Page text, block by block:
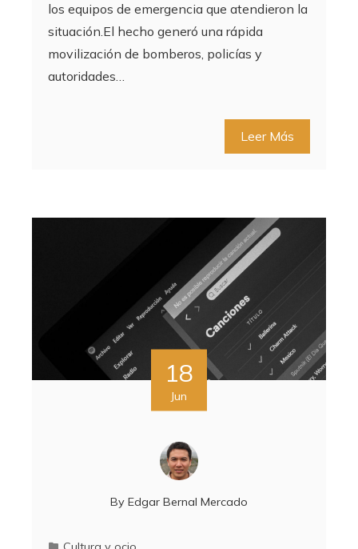
los equipos de emergencia que atendieron la
situación.El hecho generó una rápida
movilización de bomberos, policías y
autoridades…
Leer Más
18
Jun
By Edgar Bernal Mercado